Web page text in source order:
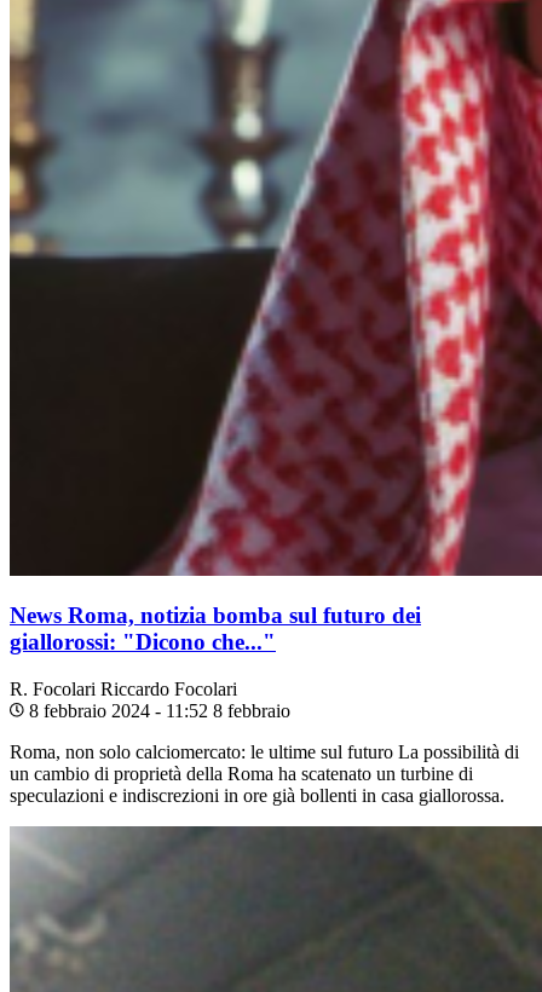
News Roma, notizia bomba sul futuro dei
giallorossi: "Dicono che..."
R. Focolari Riccardo Focolari
8 febbraio 2024 - 11:52 8 febbraio
Roma, non solo calciomercato: le ultime sul futuro La possibilità di
un cambio di proprietà della Roma ha scatenato un turbine di
speculazioni e indiscrezioni in ore già bollenti in casa giallorossa.